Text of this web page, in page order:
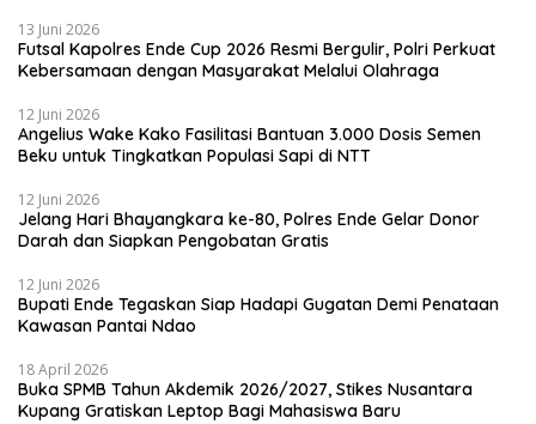
13 Juni 2026
Futsal Kapolres Ende Cup 2026 Resmi Bergulir, Polri Perkuat
Kebersamaan dengan Masyarakat Melalui Olahraga
12 Juni 2026
Angelius Wake Kako Fasilitasi Bantuan 3.000 Dosis Semen
Beku untuk Tingkatkan Populasi Sapi di NTT
12 Juni 2026
Jelang Hari Bhayangkara ke-80, Polres Ende Gelar Donor
Darah dan Siapkan Pengobatan Gratis
12 Juni 2026
Bupati Ende Tegaskan Siap Hadapi Gugatan Demi Penataan
Kawasan Pantai Ndao
18 April 2026
Buka SPMB Tahun Akdemik 2026/2027, Stikes Nusantara
Kupang Gratiskan Leptop Bagi Mahasiswa Baru